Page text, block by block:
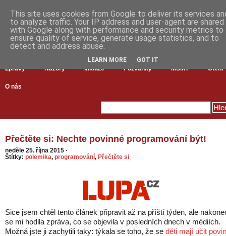
Zprávy Názory Inkluze Pozvánky MŠMT Čtení
O nás
Přečtěte si: Nechte povinné programování být!
neděle 25. října 2015 ·
Štítky: polemika, programování, Přečtěte si
Sice jsem chtěl tento článek připravit až na příští týden, ale
se mi hodila zpráva, co se objevila v posledních dnech v médiích.
Možná jste ji zachytili taky: týkala se toho, že se děti mají učit
This site uses cookies from Google to deliver its services
to analyze traffic. Your IP address and user-agent are shared
with Google along with performance and security metrics to
ensure quality of service, generate usage statistics, and to
detect and address abuse.
LEARN MORE GOT IT